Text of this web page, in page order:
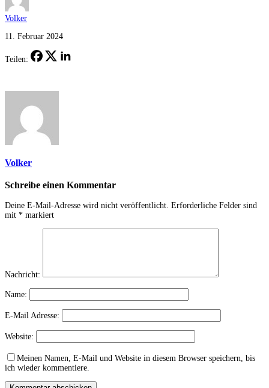
Volker
11. Februar 2024
Teilen:
Volker
Schreibe einen Kommentar
Deine E-Mail-Adresse wird nicht veröffentlicht. Erforderliche Felder sind
mit * markiert
Nachricht:
Name:
E-Mail Adresse:
Website:
Meinen Namen, E-Mail und Website in diesem Browser speichern, bis
ich wieder kommentiere.